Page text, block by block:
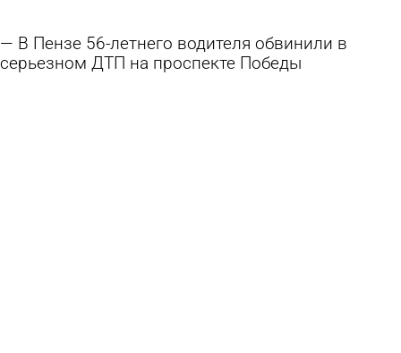
В Пензе 56-летнего водителя обвинили в
серьезном ДТП на проспекте Победы